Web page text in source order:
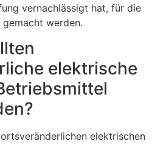
vernachlässigt hat, für die
werden.
elektrische
elektrischen